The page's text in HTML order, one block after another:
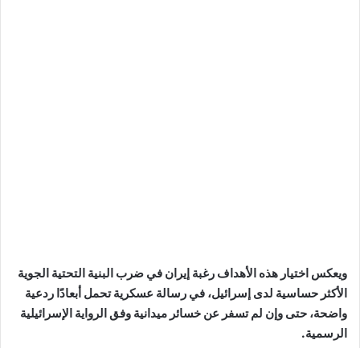
ويعكس اختيار هذه الأهداف رغبة إيران في ضرب البنية التحتية الجوية
الأكثر حساسية لدى إسرائيل، في رسالة عسكرية تحمل أبعادًا ردعية
واضحة، حتى وإن لم تسفر عن خسائر ميدانية وفق الرواية الإسرائيلية
الرسمية.